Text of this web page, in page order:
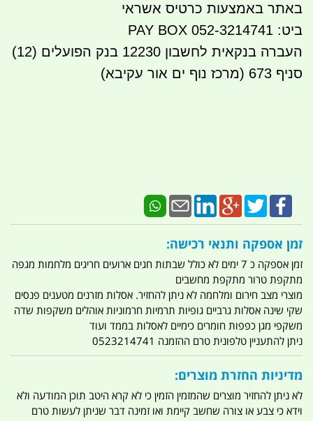
באתר באמצעות כרטיס אשראי
ביט: 052-3214741 PAY BOX
העברה בנקאית לחשבון 12230 בנק הפועלים (12)
סניף 673 (מרכז נוף ים אור עקיבא)
זמן אספקה ותנאי רכישה:
זמן אספקה כ 7 ימים לא כולל שבתות חגים ארועים חריגים מלחמות מגפה
מתקפת טרור מתקפת מחשבים
מוצרי מצב חירום ומלחמה לא ניתן להחזיר. אסלות מזרנים מטענים פנסים
שקי שינה אסלות גרביים גופיות תרמיות חרמוניות אוהלים משקפות שדה
משקפי מגן כפפות חומרים כימיים לאסלות בממד ועוד
ניתן להתעניין טלפונית טרם ההזמנה 0523214741
מדיניות החזרת מוצרים:
לא ניתן להחזיר מוצרים שהמזמין הזמין כי לא קרא היטב תוכן המודעה ולא
וידא כי צבע או צורה שחשב קיימת ואו זמינה דבר שניתן לעשות טרם